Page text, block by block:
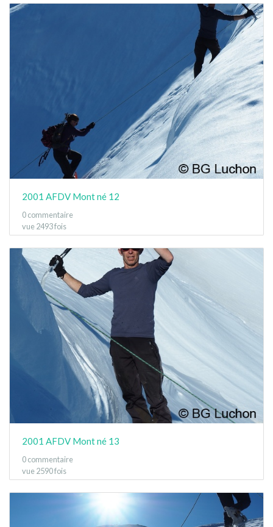
2001 AFDV Mont né 12
0 commentaire
vue 2493 fois
2001 AFDV Mont né 13
0 commentaire
vue 2590 fois